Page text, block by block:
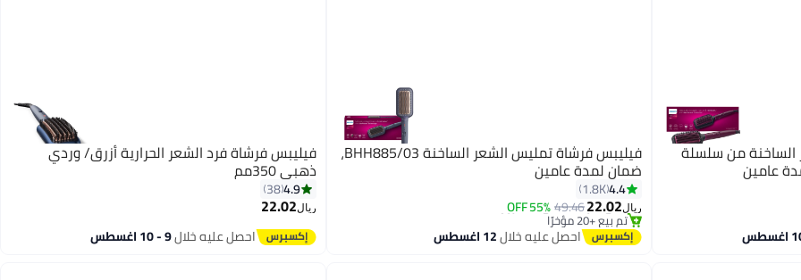
من سلسلة فيليبس فرشاة تمليس الشعر الساخنة BHH885/03،
ضمان لمدة عامين
4.4
1.8K
ريال22.02
49.46
55% OFF
#14 في فرشاة فرد الشعر
باقي 2 وحدات في المخزون
تم بيع +20 مؤخرًا
#14 في فرشاة فرد الشعر احصل عليه خلال12 اغسطس
فيليبس فرشاة فرد الشعر الحرارية أزرق/ وردي
ذهبي 350مم
4.9
38
ريال22.02
احصل عليه خلال9 - 10 اغسطس